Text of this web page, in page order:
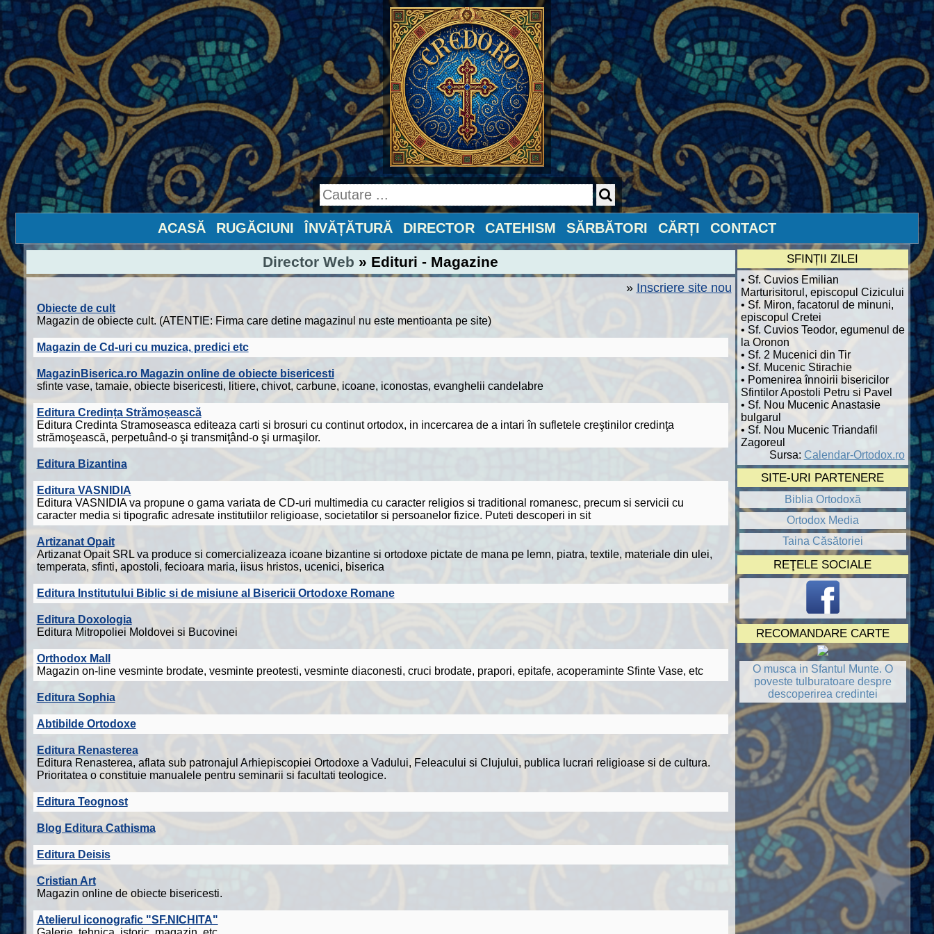
ACASĂ RUGĂCIUNI ÎNVĂȚĂTURĂ DIRECTOR CATEHISM SĂRBĂTORI CĂRȚI CONTACT
Director Web » Edituri - Magazine
» Inscriere site nou
Obiecte de cult
Magazin de obiecte cult. (ATENTIE: Firma care detine magazinul nu este mentioanta pe site)
Magazin de Cd-uri cu muzica, predici etc
MagazinBiserica.ro Magazin online de obiecte bisericesti
sfinte vase, tamaie, obiecte bisericesti, litiere, chivot, carbune, icoane, iconostas, evanghelii candelabre
Editura Credința Strămoșească
Editura Credinta Stramoseasca editeaza carti si brosuri cu continut ortodox, in incercarea de a intari în sufletele creştinilor credinţa
strămoşească, perpetuând-o şi transmiţând-o şi urmaşilor.
Editura Bizantina
Editura VASNIDIA
Editura VASNIDIA va propune o gama variata de CD-uri multimedia cu caracter religios si traditional romanesc, precum si servicii cu
caracter media si tipografic adresate institutiilor religioase, societatilor si persoanelor fizice. Puteti descoperi in sit
Artizanat Opait
Artizanat Opait SRL va produce si comercializeaza icoane bizantine si ortodoxe pictate de mana pe lemn, piatra, textile, materiale din ulei,
temperata, sfinti, apostoli, fecioara maria, iisus hristos, ucenici, biserica
Editura Institutului Biblic si de misiune al Bisericii Ortodoxe Romane
Editura Doxologia
Editura Mitropoliei Moldovei si Bucovinei
Orthodox Mall
Magazin on-line vesminte brodate, vesminte preotesti, vesminte diaconesti, cruci brodate, prapori, epitafe, acoperaminte Sfinte Vase, etc
Editura Sophia
Abtibilde Ortodoxe
Editura Renasterea
Editura Renasterea, aflata sub patronajul Arhiepiscopiei Ortodoxe a Vadului, Feleacului si Clujului, publica lucrari religioase si de cultura.
Prioritatea o constituie manualele pentru seminarii si facultati teologice.
Editura Teognost
Blog Editura Cathisma
Editura Deisis
Cristian Art
Magazin online de obiecte bisericesti.
Atelierul iconografic "SF.NICHITA"
SFINȚII ZILEI
• Sf. Cuvios Emilian
Marturisitorul, episcopul Cizicului
• Sf. Miron, facatorul de minuni,
episcopul Cretei
• Sf. Cuvios Teodor, egumenul de
la Oronon
• Sf. 2 Mucenici din Tir
• Sf. Mucenic Stirachie
• Pomenirea înnoirii bisericilor
Sfintilor Apostoli Petru si Pavel
• Sf. Nou Mucenic Anastasie
bulgarul
• Sf. Nou Mucenic Triandafil
Zagoreul
Sursa: Calendar-Ortodox.ro
SITE-URI PARTENERE
Biblia Ortodoxă
Ortodox Media
Taina Căsătoriei
REŢELE SOCIALE
RECOMANDARE CARTE
O musca in Sfantul Munte. O
poveste tulburatoare despre
descoperirea credintei